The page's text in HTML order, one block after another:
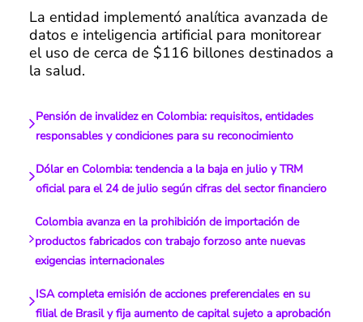
La entidad implementó analítica avanzada de
datos e inteligencia artificial para monitorear
el uso de cerca de $116 billones destinados a
la salud.
Pensión de invalidez en Colombia: requisitos, entidades
responsables y condiciones para su reconocimiento
Dólar en Colombia: tendencia a la baja en julio y TRM
oficial para el 24 de julio según cifras del sector financiero
Colombia avanza en la prohibición de importación de
productos fabricados con trabajo forzoso ante nuevas
exigencias internacionales
ISA completa emisión de acciones preferenciales en su
filial de Brasil y fija aumento de capital sujeto a aprobación